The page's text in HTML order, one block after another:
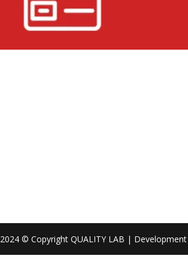
2024 © Copyright QUALITY LAB | Development